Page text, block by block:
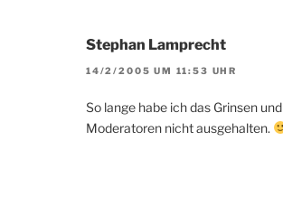
Stephan Lamprecht
14/2/2005 UM 11:53 UHR
So lange habe ich das Grinsen
Moderatoren nicht ausgehalten.